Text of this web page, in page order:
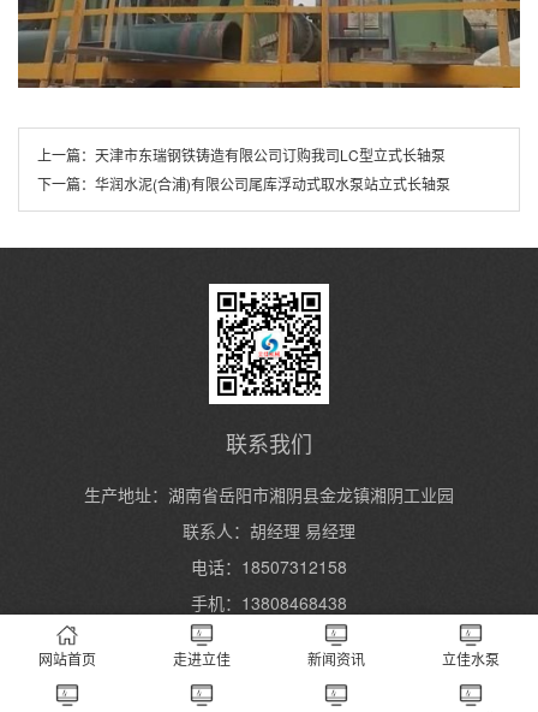
上一篇： 天津市东瑞钢铁铸造有限公司订购我司LC型立式长轴泵
下一篇： 华润水泥(合浦)有限公司尾库浮动式取水泵站立式长轴泵
联系我们
生产地址：湖南省岳阳市湘阴县金龙镇湘阴工业园
联系人：胡经理 易经理
电话：18507312158
手机：13808468438
Copyright 2004-2024 湖南立佳机械制造有限公司 All Rights Reserved.湘ICP
备2023000934号
长沙水泵厂
网站首页 走进立佳 新闻资讯 立佳水泵